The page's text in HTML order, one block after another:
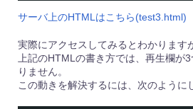
サーバ上のHTMLはこちら(test3.html)
実際にアクセスしてみるとわかります
上記のHTMLの書き方では、再生欄が
りません。
この動きを解決するには、次のように